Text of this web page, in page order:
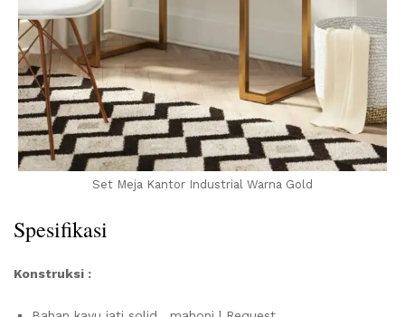
Set Meja Kantor Industrial Warna Gold
Spesifikasi
Konstruksi :